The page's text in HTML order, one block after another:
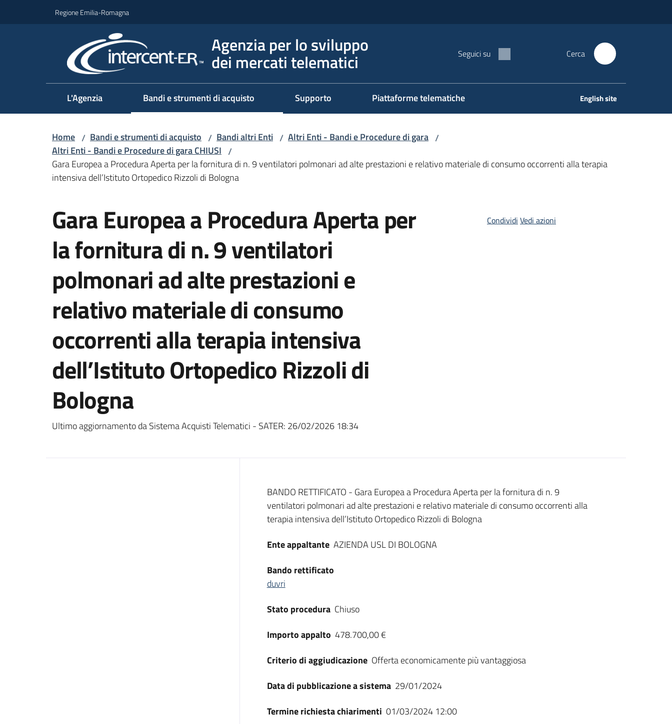
Regione Emilia-Romagna
Agenzia per lo sviluppo
dei mercati telematici Seguici su Cerca
L'Agenzia Bandi e strumenti di acquisto Supporto Piattaforme telematiche English site
Home / Bandi e strumenti di acquisto / Bandi altri Enti / Altri Enti - Bandi e Procedure di gara /
Altri Enti - Bandi e Procedure di gara CHIUSI /
Gara Europea a Procedura Aperta per la fornitura di n. 9 ventilatori polmonari ad alte prestazioni e relativo materiale di consumo occorrenti alla terapia
intensiva dell’Istituto Ortopedico Rizzoli di Bologna
Gara Europea a Procedura Aperta per
la fornitura di n. 9 ventilatori
polmonari ad alte prestazioni e
relativo materiale di consumo
occorrenti alla terapia intensiva
dell’Istituto Ortopedico Rizzoli di
Bologna
Ultimo aggiornamento da Sistema Acquisti Telematici - SATER: 26/02/2026 18:34
Condividi Vedi azioni
Dati del bando
BANDO RETTIFICATO - Gara Europea a Procedura Aperta per la fornitura di n. 9
ventilatori polmonari ad alte prestazioni e relativo materiale di consumo occorrenti alla
terapia intensiva dell’Istituto Ortopedico Rizzoli di Bologna
Ente appaltante AZIENDA USL DI BOLOGNA
Bando rettificato
duvri
Stato procedura Chiuso
Importo appalto 478.700,00 €
Criterio di aggiudicazione Offerta economicamente più vantaggiosa
Data di pubblicazione a sistema 29/01/2024
Termine richiesta chiarimenti 01/03/2024 12:00